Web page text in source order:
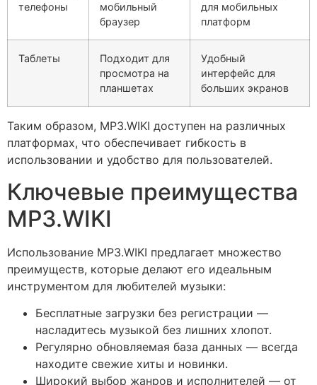
телефоны
мобильный
браузер
для мобильных
платформ
Таблеты
Подходит для
просмотра на
планшетах
Удобный
интерфейс для
больших экранов
Таким образом, MP3.WIKI доступен на различных
платформах, что обеспечивает гибкость в
использовании и удобство для пользователей.
Ключевые преимущества
MP3.WIKI
Использование MP3.WIKI предлагает множество
преимуществ, которые делают его идеальным
инструментом для любителей музыки:
Бесплатные загрузки без регистрации —
насладитесь музыкой без лишних хлопот.
Регулярно обновляемая база данных — всегда
находите свежие хиты и новинки.
Широкий выбор жанров и исполнителей — от